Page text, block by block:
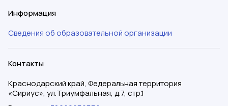
Информация
Сведения об образовательной организации
Контакты
Краснодарский край, Федеральная территория
«Сириус», ул.Триумфальная, д.7, стр.1